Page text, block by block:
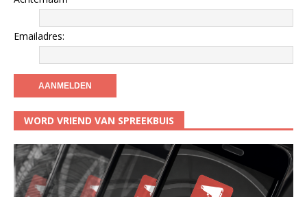
Emailadres:
WORD VRIEND VAN SPREEKBUIS